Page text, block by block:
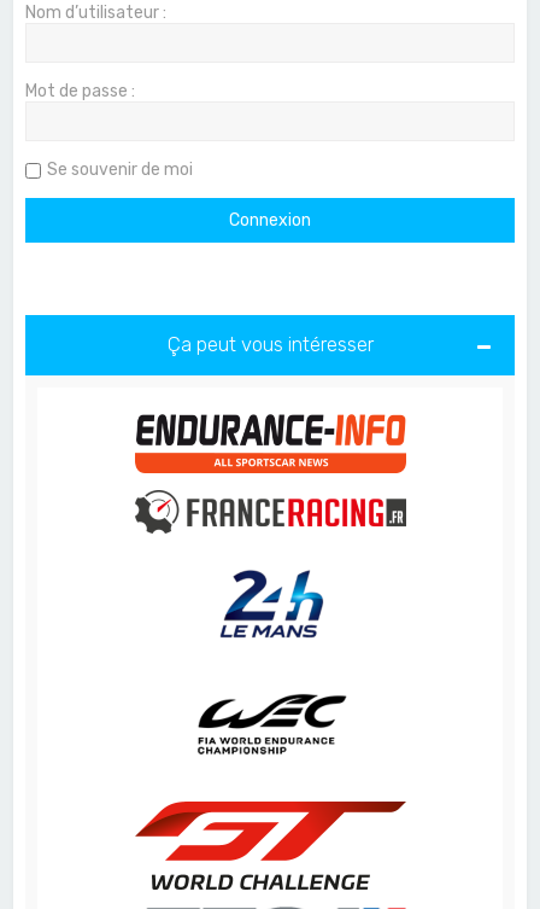
Nom d’utilisateur :
Mot de passe :
Se souvenir de moi
Ça peut vous intéresser